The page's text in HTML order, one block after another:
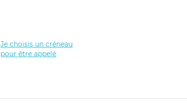
Je choisis un créneau
pour être appelé